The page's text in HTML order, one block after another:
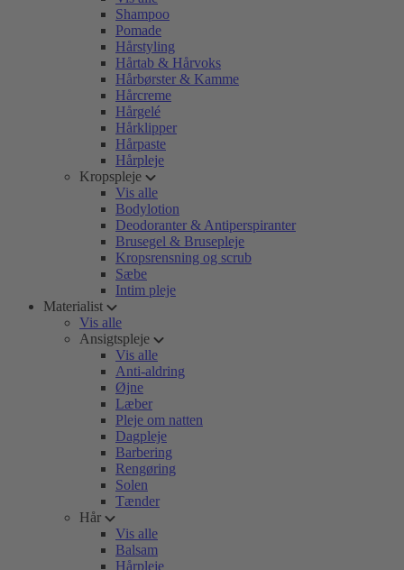
Shampoo
Pomade
Hårstyling
Hårtab & Hårvoks
Hårbørster & Kamme
Hårcreme
Hårgelé
Hårklipper
Hårpaste
Hårpleje
Kropspleje
Vis alle
Bodylotion
Deodoranter & Antiperspiranter
Brusegel & Brusepleje
Kropsrensning og scrub
Sæbe
Intim pleje
Materialist
Vis alle
Ansigtspleje
Vis alle
Anti-aldring
Øjne
Læber
Pleje om natten
Dagpleje
Barbering
Rengøring
Solen
Tænder
Hår
Vis alle
Balsam
Hårpleje